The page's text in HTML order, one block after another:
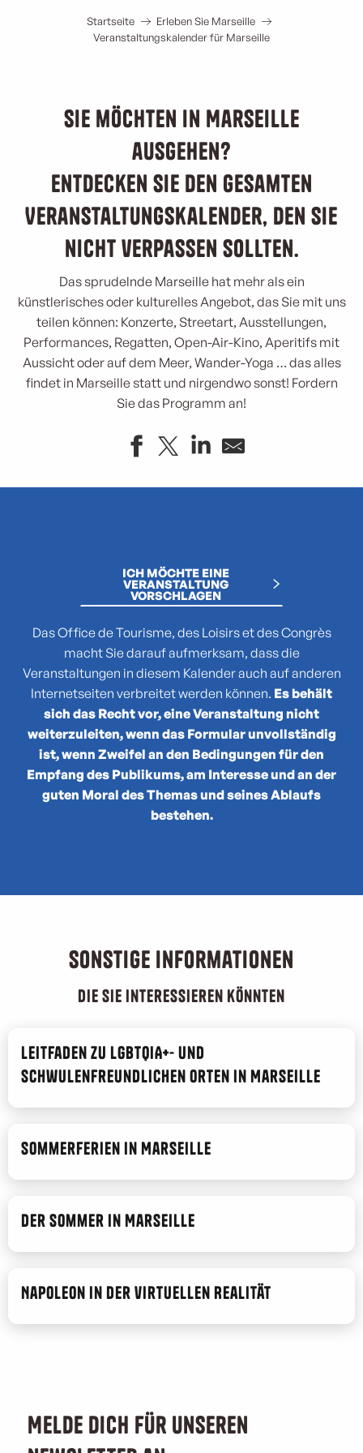
Startseite
Erleben Sie Marseille
Veranstaltungskalender für Marseille
Sie möchten in Marseille
ausgehen?
Entdecken Sie den gesamten
Veranstaltungskalender, den Sie
nicht verpassen sollten.
Das sprudelnde Marseille hat mehr als ein
künstlerisches oder kulturelles Angebot, das Sie mit uns
teilen können: Konzerte, Streetart, Ausstellungen,
Performances, Regatten, Open-Air-Kino, Aperitifs mit
Aussicht oder auf dem Meer, Wander-Yoga … das alles
findet in Marseille statt und nirgendwo sonst! Fordern
Sie das Programm an!
1936-2026 : 90 ans du Front populaire
27e Festival National de Théâtre Amateur de Marseille
35. Juri's Cup
47e édition de la course Marseille - Cassis AG2R La
4ème édition du Sunset Live aux Terrasses du Port
6 + (1+1+1) / Morellet mis à neuf
ICH MÖCHTE EINE
VERANSTALTUNG
VORSCHLAGEN
Das Office de Tourisme, des Loisirs et des Congrès
macht Sie darauf aufmerksam, dass die
Veranstaltungen in diesem Kalender auch auf anderen
Internetseiten verbreitet werden können. Es behält
sich das Recht vor, eine Veranstaltung nicht
weiterzuleiten, wenn das Formular unvollständig
ist, wenn Zweifel an den Bedingungen für den
Empfang des Publikums, am Interesse und an der
guten Moral des Themas und seines Ablaufs
bestehen.
Sonstige Informationen
die Sie interessieren könnten
Leitfaden zu LGBTQIA+- und
schwulenfreundlichen Orten in Marseille
Sommerferien in Marseille
Der Sommer in Marseille
Napoleon in der virtuellen Realität
Melde dich für unseren